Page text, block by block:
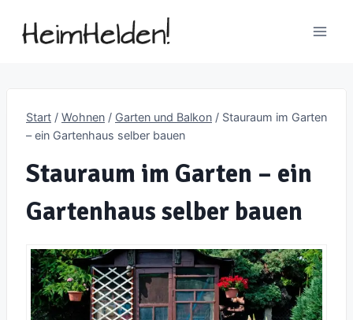
Inhalt
Start / Wohnen / Garten und Balkon / Stauraum im Garten
– ein Gartenhaus selber bauen
Stauraum im Garten – ein
Gartenhaus selber bauen